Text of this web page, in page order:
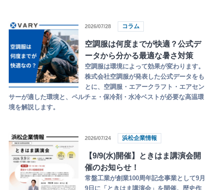
2026/07/28 コラム
空調服は何度までが快適？公式デ
ータから分かる最適な暑さ対策
空調服は環境によって効果が変わります。
株式会社空調服が発表した公式データをも
とに、空調服・エアークラフト・エアセン
サーが適した環境と、ペルチェ・保冷剤・水冷ベストが必要な高温環
境を解説します。
2026/07/24 浜松企業情報
【9/9(水)開催】ときはま講演会開
催のお知らせ！
常盤工業が創業100周年記念事業として9月
9日に「ときはま講演会」を開催。歴史作